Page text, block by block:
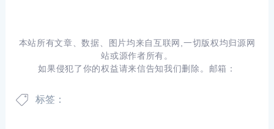
本站所有文章、数据、图片均来自互联网,一切版权均归源网
站或源作者所有。
如果侵犯了你的权益请来信告知我们删除。邮箱：
标签：